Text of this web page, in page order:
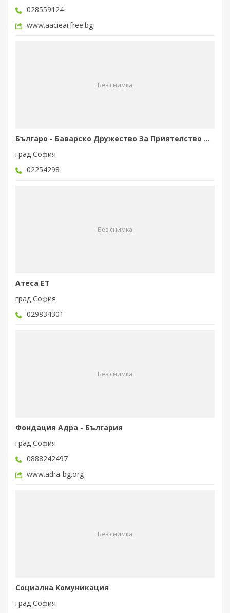
028559124
www.aacieai.free.bg
Без снимка
Българо - Баварско Дружество За Приятелство и Сътрудничество...
град София
02254298
Без снимка
Атеса ЕТ
град София
029834301
Без снимка
Фондация Адра - България
град София
0888242497
www.adra-bg.org
Без снимка
Социална Комуникация
град София